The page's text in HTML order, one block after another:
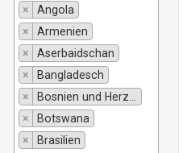
×
Angola
×
Armenien
×
Aserbaidschan
×
Bangladesch
×
Bosnien und Herzegowina
×
Botswana
×
Brasilien